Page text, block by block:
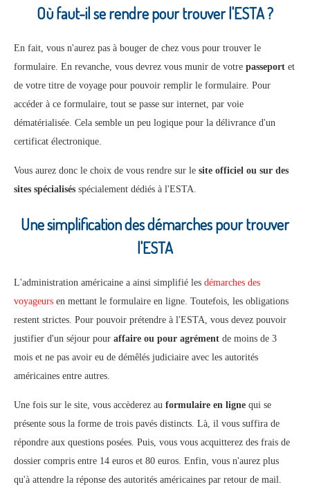
Où faut-il se rendre pour trouver l'ESTA ?
En fait, vous n'aurez pas à bouger de chez vous pour trouver le
formulaire. En revanche, vous devrez vous munir de votre passeport et
de votre titre de voyage pour pouvoir remplir le formulaire. Pour
accéder à ce formulaire, tout se passe sur internet, par voie
dématérialisée. Cela semble un peu logique pour la délivrance d'un
certificat électronique.
Vous aurez donc le choix de vous rendre sur le site officiel ou sur des
sites spécialisés spécialement dédiés à l'ESTA.
Une simplification des démarches pour trouver
l'ESTA
L'administration américaine a ainsi simplifié les démarches des
voyageurs en mettant le formulaire en ligne. Toutefois, les obligations
restent strictes. Pour pouvoir prétendre à l'ESTA, vous devez pouvoir
justifier d'un séjour pour affaire ou pour agrément de moins de 3
mois et ne pas avoir eu de démêlés judiciaire avec les autorités
américaines entre autres.
Une fois sur le site, vous accèderez au formulaire en ligne qui se
présente sous la forme de trois pavés distincts. Là, il vous suffira de
répondre aux questions posées. Puis, vous vous acquitterez des frais de
dossier compris entre 14 euros et 80 euros. Enfin, vous n'aurez plus
qu'à attendre la réponse des autorités américaines par retour de mail.